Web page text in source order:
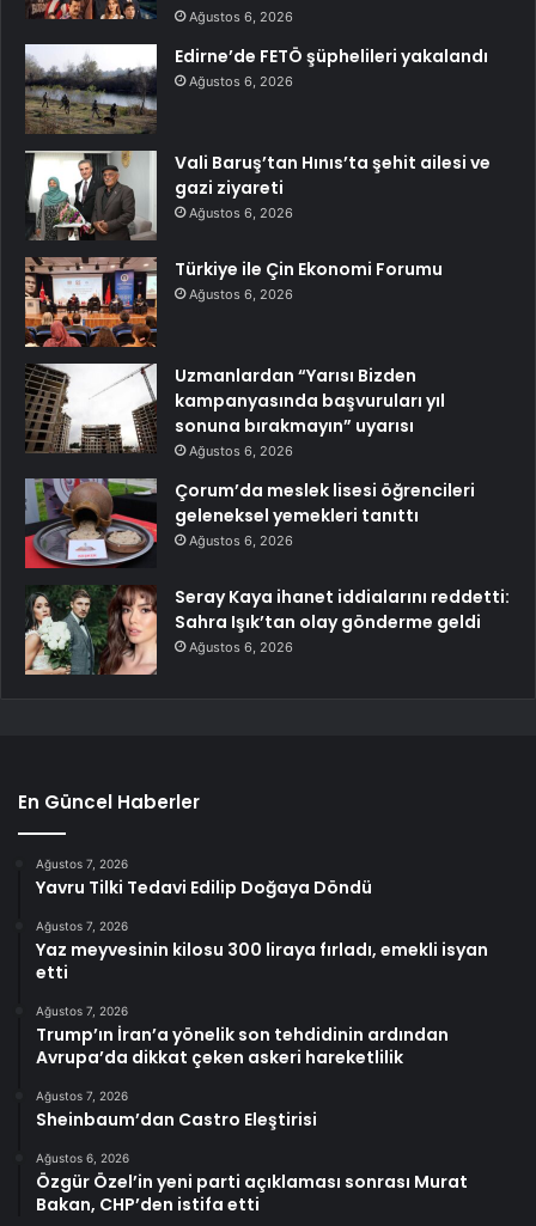
Ağustos 6, 2026
Edirne’de FETÖ şüphelileri yakalandı
Ağustos 6, 2026
Vali Baruş’tan Hınıs’ta şehit ailesi ve
gazi ziyareti
Ağustos 6, 2026
Türkiye ile Çin Ekonomi Forumu
Ağustos 6, 2026
Uzmanlardan “Yarısı Bizden
kampanyasında başvuruları yıl
sonuna bırakmayın” uyarısı
Ağustos 6, 2026
Çorum’da meslek lisesi öğrencileri
geleneksel yemekleri tanıttı
Ağustos 6, 2026
Seray Kaya ihanet iddialarını reddetti:
Sahra Işık’tan olay gönderme geldi
Ağustos 6, 2026
En Güncel Haberler
Ağustos 7, 2026
Yavru Tilki Tedavi Edilip Doğaya Döndü
Ağustos 7, 2026
Yaz meyvesinin kilosu 300 liraya fırladı, emekli isyan
etti
Ağustos 7, 2026
Trump’ın İran’a yönelik son tehdidinin ardından
Avrupa’da dikkat çeken askeri hareketlilik
Ağustos 7, 2026
Sheinbaum’dan Castro Eleştirisi
Ağustos 6, 2026
Özgür Özel’in yeni parti açıklaması sonrası Murat
Bakan, CHP’den istifa etti